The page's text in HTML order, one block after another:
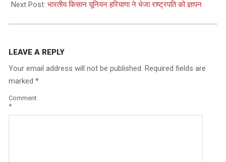
Next Post: भारतीय किसान यूनियन हरियाणा ने भेजा राष्ट्रपति को ज्ञापन
LEAVE A REPLY
Your email address will not be published. Required fields are
marked *
Comment
*